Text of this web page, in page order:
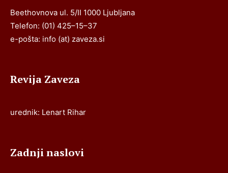
Beethovnova ul. 5/II 1000 Ljubljana
Telefon: (01) 425–15–37
e-pošta: info (at) zaveza.si
Revija Zaveza
urednik: Lenart Rihar
Zadnji naslovi